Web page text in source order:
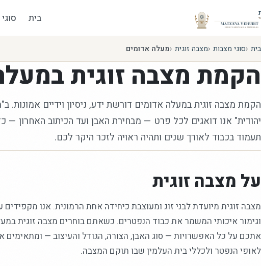
בית
בית סוגי מצבות מצבה זוגית מעלה אדומים
הקמת מצבה זוגית
הקמת מצבה זוגית במעלה אדומים דורשת ידע, ניסיון וידיים אמונות.
יהודית" אנו דואגים לכל פרט — מבחירת האבן ועד הכיתוב האחרון —
תעמוד בכבוד לאורך שנים ותהיה ראויה לזכר היקר לכם.
על מצבה זוגית
מצבה זוגית מיועדת לבני זוג ומעוצבת כיחידה אחת הרמונית. אנו מקפידים
וגימור איכותי המשמר את כבוד הנפטרים. כשאתם בוחרים מצבה זוגית
אתכם על כל האפשרויות — סוג האבן, הצורה, הגודל והעיצוב —
לאופי הנפטר ולכללי בית העלמין שבו תוקם המצבה.